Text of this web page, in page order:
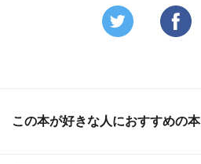
この本が好きな人におすすめの本